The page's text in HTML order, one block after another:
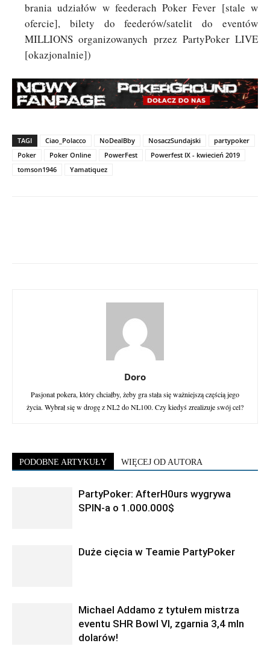
brania udziałów w feederach Poker Fever [stale w
ofercie], bilety do feederów/satelit do eventów
MILLIONS organizowanych przez PartyPoker LIVE
[okazjonalnie])
TAGI Ciao_Polacco NoDealBby NosaczSundajski
partypoker
Poker
Poker Online PowerFest
Powerfest IX - kwiecień 2019
tomson1946
Yamatiquez
Doro
Pasjonat pokera, który chciałby, żeby gra stała się ważniejszą częścią jego
życia. Wybrał się w drogę z NL2 do NL100. Czy kiedyś zrealizuje swój cel?
PODOBNE ARTYKUŁY WIĘCEJ OD AUTORA
PartyPoker: AfterH0urs wygrywa
SPIN-a o 1.000.000$
Duże cięcia w Teamie PartyPoker
Michael Addamo z tytułem mistrza
eventu SHR Bowl VI, zgarnia 3,4 mln
dolarów!